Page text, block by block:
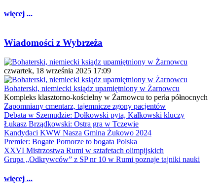
więcej ...
Wiadomości z Wybrzeża
czwartek, 18 września 2025 17:09
Bohaterski, niemiecki ksiądz upamiętniony w Żarnowcu
Kompleks klasztorno-kościelny w Żarnowcu to perła północnych
Zapomniany cmentarz, tajemnicze zgony pacjentów
Debata w Szemudzie: Dołkowski pyta, Kalkowski kluczy
Łukasz Brządkowski: Ostra gra w Tczewie
Kandydaci KWW Nasza Gmina Żukowo 2024
Premier: Bogate Pomorze to bogata Polska
XXVI Mistrzostwa Rumi w sztafetach olimpijskich
Grupa „Odkrywców” z SP nr 10 w Rumi poznaje tajniki nauki
więcej ...